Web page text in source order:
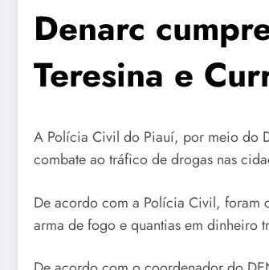
Denarc
Teresina e
A Polícia Civil do Piauí, por meio do
combate ao tráfico de drogas nas
De acordo com a Polícia Civil, foram
arma de fogo e quantias em dinheiro